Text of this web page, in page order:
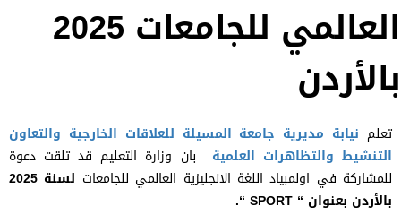
العالمي للجامعات 2025
بالأردن
تعلم نيابة مديرية جامعة المسيلة للعلاقات الخارجية والتعاون
التنشيط والتظاهرات العلمية بان وزارة التعليم قد تلقت دعوة
للمشاركة في اولمبياد اللغة الانجليزية العالمي للجامعات
لسنة 2025
بالأردن بعنوان “
“.